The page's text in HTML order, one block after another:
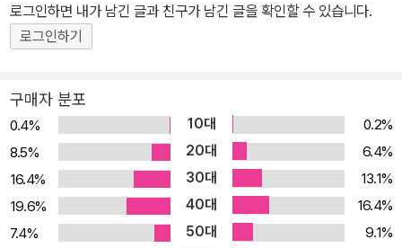
로그인하면 내가 남긴 글과 친구가 남긴 글을 확인할 수 있습니다.
로그인하기
구매자 분포
0.4% 10대
0.2%
8.5%
20대
6.4%
16.4%
30대
13.1%
19.6%
40대
16.4%
7.4%
50대
9.1%